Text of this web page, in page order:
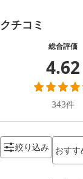
クチコミ
総合評価
4.62
343件
絞り込み おすす